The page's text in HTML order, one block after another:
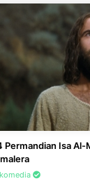
Permandian Isa Al-